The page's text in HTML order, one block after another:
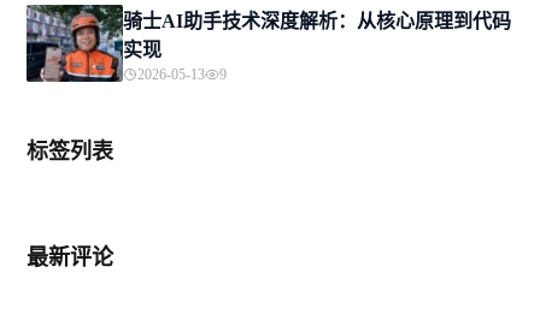
骑士AI助手技术深度解析：从核心原理到代码
实现
2026-05-13 9
标签列表
最新评论